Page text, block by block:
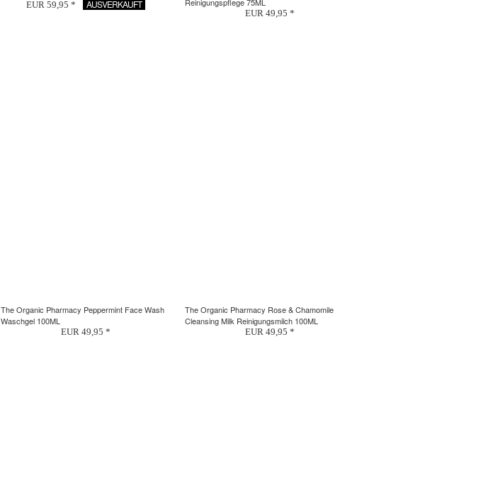
EUR 59,95 * AUSVERKAUFT
EUR 49,95 *
The Organic Pharmacy Peppermint Face Wash
Waschgel 100ML
EUR 49,95 *
The Organic Pharmacy Rose & Chamomile
Cleansing Milk Reinigungsmilch 100ML
EUR 49,95 *